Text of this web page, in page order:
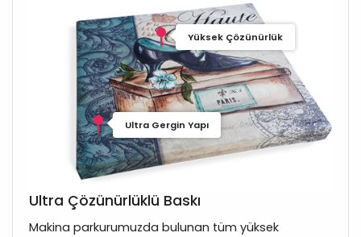
Yüksek Çözünürlük
Ultra Gergin Yapı
Ultra Çözünürlüklü Baskı
Makina parkurumuzda bulunan tüm yüksek